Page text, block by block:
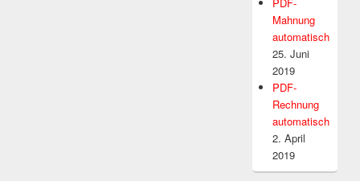
PDF-
Mahnung
automatisch
25. Juni
2019
PDF-
Rechnung
automatisch
2. April
2019